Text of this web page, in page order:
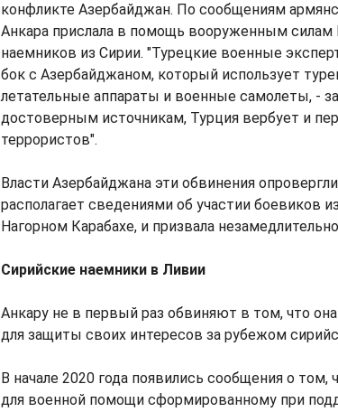
конфликте Азербайджан. По сообщениям
Анкара прислала в помощь вооруженным силам
наемников из Сирии. "Турецкие военные
бок с Азербайджаном, который использует
летательные аппараты и военные самолеты, -
достоверным источникам, Турция вербует и
террористов".
Власти Азербайджана эти обвинения
располагает сведениями об участии боевиков
Нагорном Карабахе, и призвала
Сирийские наемники в Ливии
Анкару не в первый раз обвиняют в том, что
для защиты своих интересов за рубежом
В начале 2020 года появились сообщения о
для военной помощи сформированному при